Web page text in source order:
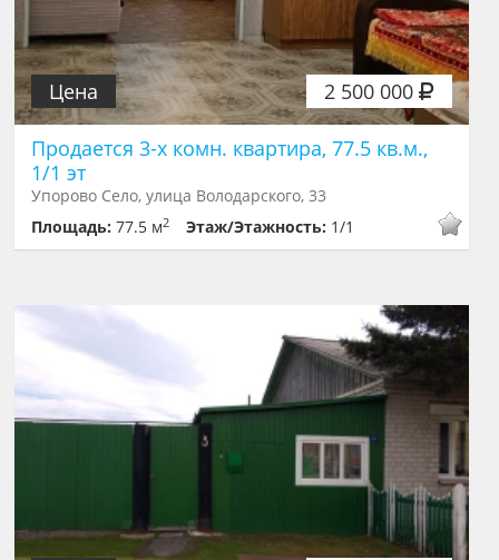
2 500 000
Цена
Продается 3-х комн. квартира, 77.5 кв.м.,
1/1 эт
Упорово Село, улица Володарского, 33
Площадь:77.5 м2 Этаж/Этажность: 1/1